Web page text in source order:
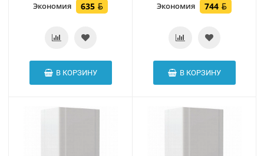
Экономия 635
В КОРЗИНУ
Экономия 744
В КОРЗИНУ